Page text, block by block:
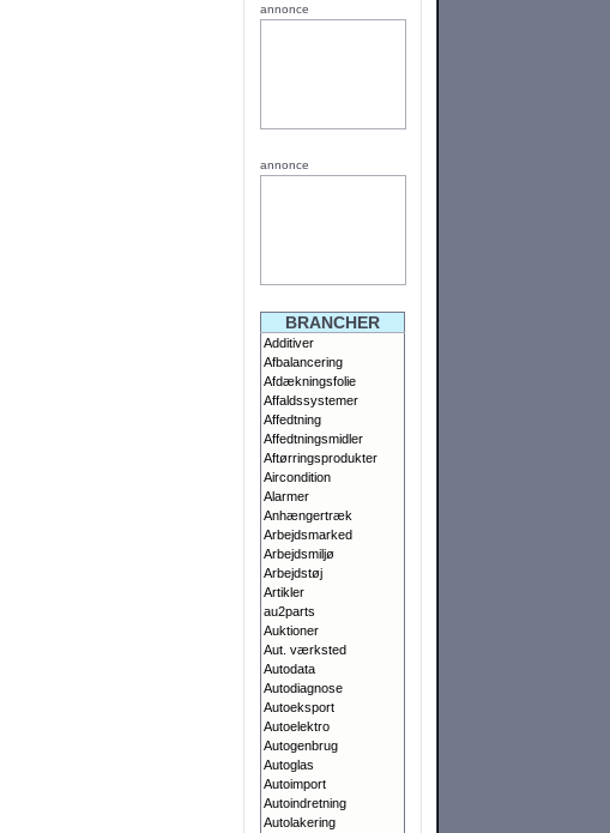
annonce
annonce
BRANCHER
Additiver
Afbalancering
Afdækningsfolie
Affaldssystemer
Affedtning
Affedtningsmidler
Aftørringsprodukter
Aircondition
Alarmer
Anhængertræk
Arbejdsmarked
Arbejdsmiljø
Arbejdstøj
Artikler
au2parts
Auktioner
Aut. værksted
Autodata
Autodiagnose
Autoeksport
Autoelektro
Autogenbrug
Autoglas
Autoimport
Autoindretning
Autolakering